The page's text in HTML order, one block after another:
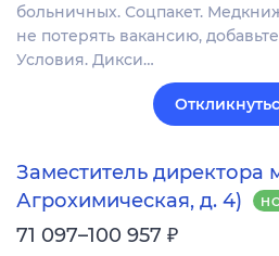
больничных. Соцпакет.
не потерять вакансию,
Условия. Дикси…
Заместитель директора
Агрохимическая, д. 4)
71 097–100 957 ₽